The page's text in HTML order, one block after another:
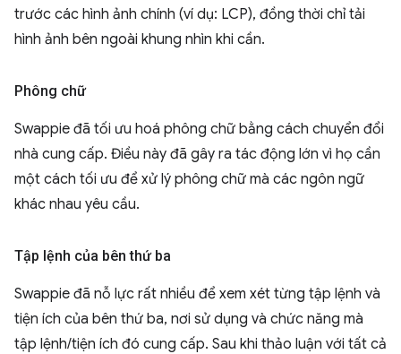
trước các hình ảnh chính (ví dụ: LCP), đồng thời chỉ tải
hình ảnh bên ngoài khung nhìn khi cần.
Phông chữ
Swappie đã tối ưu hoá phông chữ bằng cách chuyển đổi
nhà cung cấp. Điều này đã gây ra tác động lớn vì họ cần
một cách tối ưu để xử lý phông chữ mà các ngôn ngữ
khác nhau yêu cầu.
Tập lệnh của bên thứ ba
Swappie đã nỗ lực rất nhiều để xem xét từng tập lệnh và
tiện ích của bên thứ ba, nơi sử dụng và chức năng mà
tập lệnh/tiện ích đó cung cấp. Sau khi thảo luận với tất cả